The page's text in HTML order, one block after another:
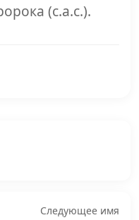
(с.а.с.).
Следующее имя